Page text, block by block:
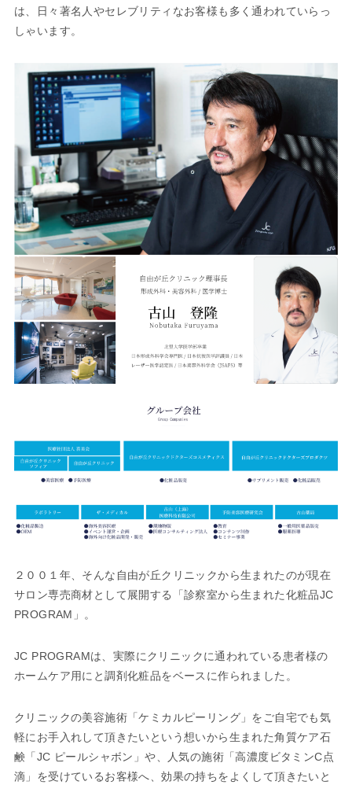
は、日々著名人やセレブリティなお客様も多く通われていらっ
しゃいます。
２００１年、そんな自由が丘クリニックから生まれたのが現在
サロン専売商材として展開する「診察室から生まれた化粧品JC
PROGRAM」。
JC PROGRAMは、実際にクリニックに通われている患者様の
ホームケア用にと調剤化粧品をベースに作られました。
クリニックの美容施術「ケミカルピーリング」をご自宅でも気
軽にお手入れして頂きたいという想いから生まれた角質ケア石
鹸「JC ピールシャボン」や、人気の施術「高濃度ビタミンC点
滴」を受けているお客様へ、効果の持ちをよくして頂きたいと